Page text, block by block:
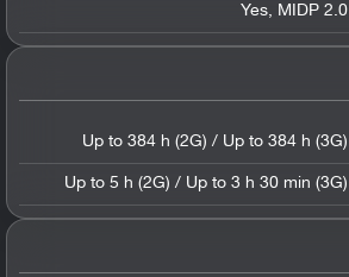
Yes, MIDP 2.0
Up to 384 h (2G) / Up to 384 h (3G)
Up to 5 h (2G) / Up to 3 h 30 min (3G)